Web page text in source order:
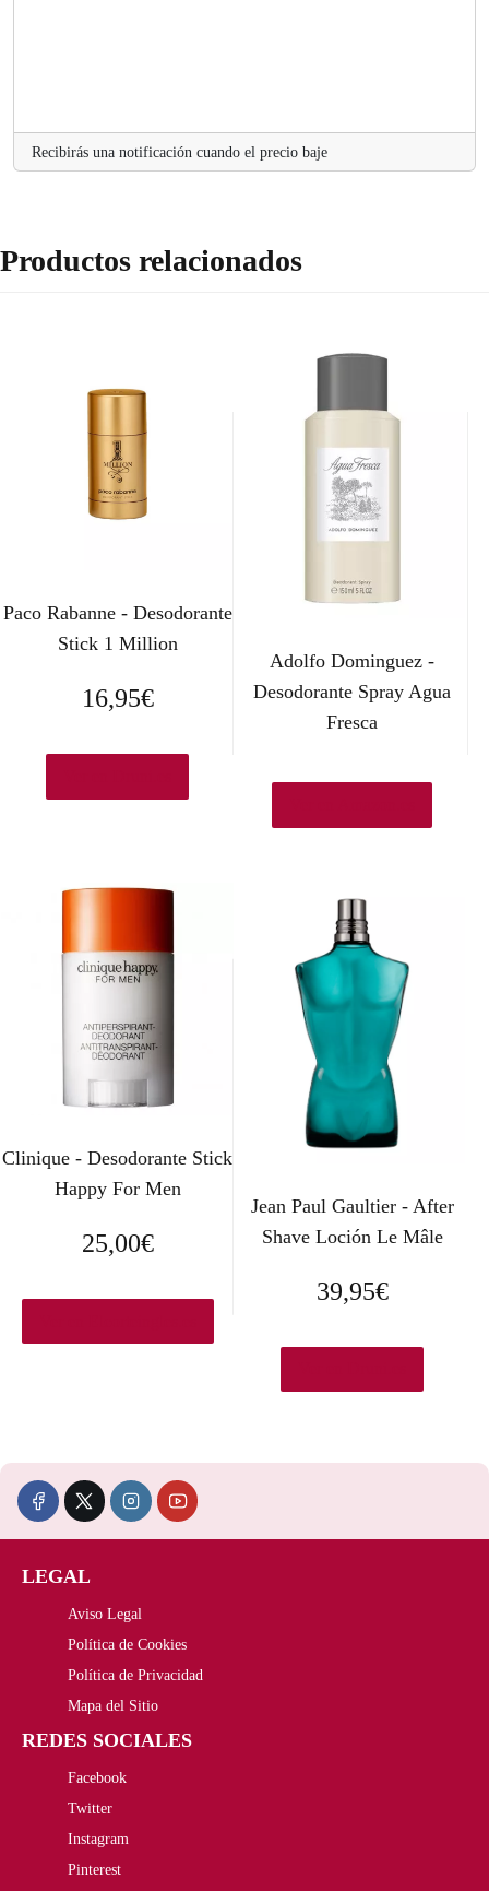
Recibirás una notificación cuando el precio baje
Productos relacionados
Paco Rabanne - Desodorante
Stick 1 Million
16,95€
Adolfo Dominguez -
Desodorante Spray Agua
Fresca
Clinique - Desodorante Stick
Happy For Men
25,00€
Jean Paul Gaultier - After
Shave Loción Le Mâle
39,95€
LEGAL
Aviso Legal
Política de Cookies
Política de Privacidad
Mapa del Sitio
REDES SOCIALES
Facebook
Twitter
Instagram
Pinterest